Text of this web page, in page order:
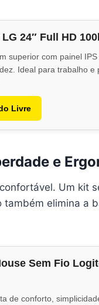
24″ Full HD
superior com painel IPS
Ideal para trabalho e
Livre
e
Um kit
elimina a
Sem Fio
de conforto,